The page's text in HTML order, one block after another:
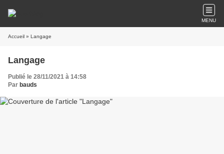
MENU
Accueil » Langage
Langage
Publié le 28/11/2021 à 14:58
Par bauds